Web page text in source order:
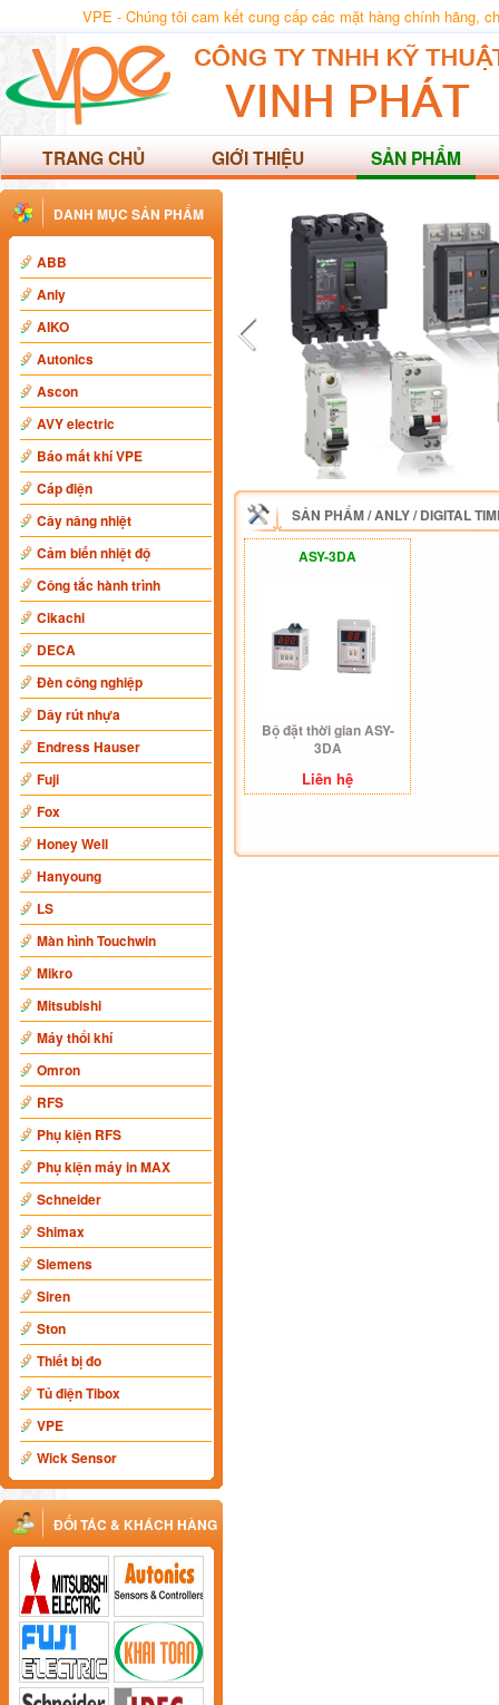
VPE - Chúng tôi cam kết cung cấp các mặt hàng chính hãng,
TRANG CHỦ GIỚI THIỆU SẢN PHẨM
DANH MỤC SẢN PHẨM
ABB
Anly
AIKO
Autonics
Ascon
AVY electric
Báo mất khí VPE
Cáp điện
Cây nâng nhiệt
Cảm biến nhiệt độ
Công tắc hành trình
Cikachi
DECA
Đèn công nghiệp
Dây rút nhựa
Endress Hauser
Fuji
Fox
Honey Well
Hanyoung
LS
Màn hình Touchwin
Mikro
Mitsubishi
Máy thổi khí
Omron
RFS
Phụ kiện RFS
Phụ kiện máy in MAX
Schneider
Shimax
Siemens
Siren
Ston
Thiết bị đo
Tủ điện Tibox
VPE
Wick Sensor
ĐỐI TÁC & KHÁCH HÀNG
SẢN PHẨM/ANLY/DIGITAL
ASY-3DA
Bộ đặt thời gian ASY-
3DA
Liên hệ